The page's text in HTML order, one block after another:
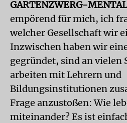
GARTENZWERG-
empörend für mich, ich
welcher Gesellschaft wir
Inzwischen haben wir
gegründet, sind an vielen
arbeiten mit Lehrern und
Bildungsinstitutionen
Frage anzustoßen: Wie
miteinander? Es ist